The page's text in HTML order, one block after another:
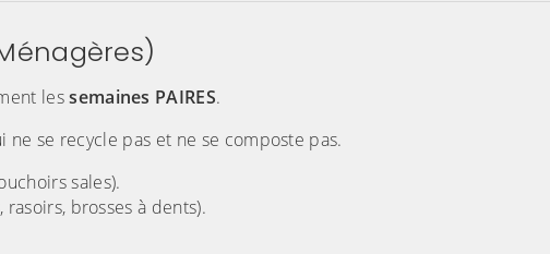
lessemaines PAIRES.
se recycle pas et ne se composte pas.
sales).
brosses à dents).